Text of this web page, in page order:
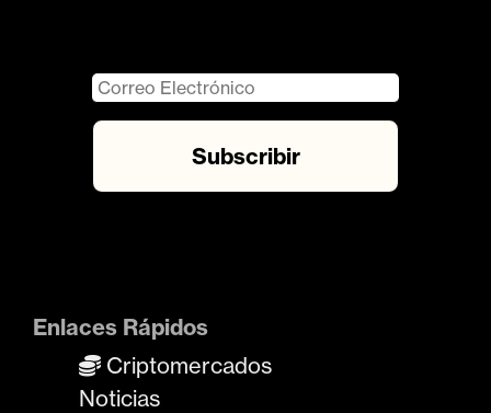
Enlaces Rápidos
Criptomercados
Noticias